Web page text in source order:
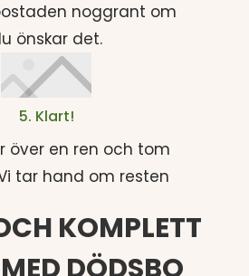
noggrant om
önskar det.
5. Klart!
över en ren och tom
tar hand om resten
KOMPLETT